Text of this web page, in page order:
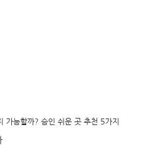
가능할까? 승인 쉬운 곳 추천 5가지